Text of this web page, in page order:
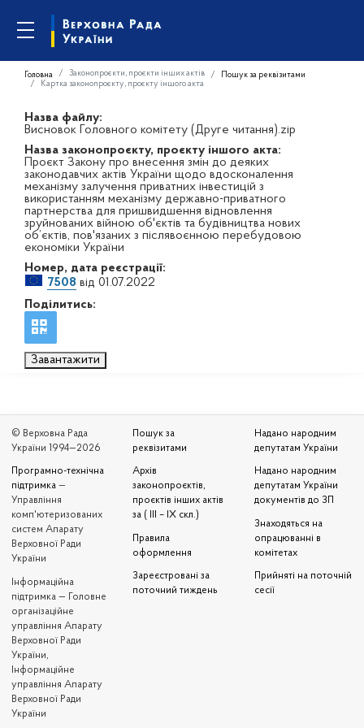
Головна Законопроєкти, проєкти інших актів
Пошук за реквізитами
Картка законопроєкту, проєкту іншого акта
Назва файлу:
Висновок Головного комітету (Друге читання).zip
Назва законопроєкту, проєкту іншого акта:
Проєкт Закону про внесення змін до деяких
законодавчих актів України щодо вдосконалення
механізму залучення приватних інвестицій з
використанням механізму державно-приватного
партнерства для пришвидшення відновлення
зруйнованих війною об'єктів та будівництва нових
об’єктів, пов'язаних з післявоєнною перебудовою
економіки України
Номер, дата реєстрації:
7508 від 01.07.2022
Поділитись:
Завантажити
© Верховна Рада
України 1994—2026
Програмно-технічна
підтримка —
Управління
комп'ютеризованих
систем Апарату
Верховної Ради
України
Iнформаційна
підтримка — Головне
організаційне
управління Апарату
Верховної Ради
України,
Інформаційне
управління Апарату
Верховної Ради
України
Пошук за
реквізитами
Архів
законопроєктів,
проєктів інших актів
за ( III – IX скл.)
Правила
оформлення
Зареєстровані за
поточний тиждень
Надано народним
депутатам України
Надано народним
депутатам України
документів до ЗП
Знаходяться на
опрацюванні в
комітетах
Прийняті на поточній
сесії